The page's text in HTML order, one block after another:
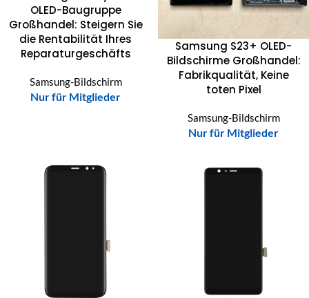
OLED-Baugruppe
Großhandel: Steigern Sie
die Rentabilität Ihres
Reparaturgeschäfts
Samsung-Bildschirm
Nur für Mitglieder
Samsung S23+ OLED-
Bildschirme Großhandel:
Fabrikqualität, Keine
toten Pixel
Samsung-Bildschirm
Nur für Mitglieder